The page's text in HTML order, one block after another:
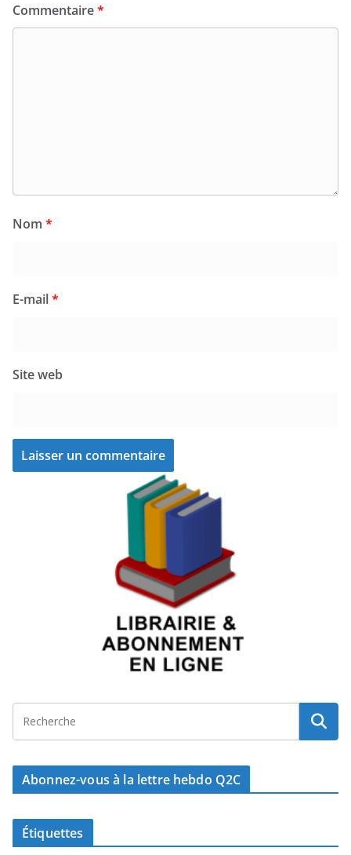
Commentaire*
Nom *
E-mail*
Site web
Abonnez-vous à la lettre hebdo Q2C
Étiquettes